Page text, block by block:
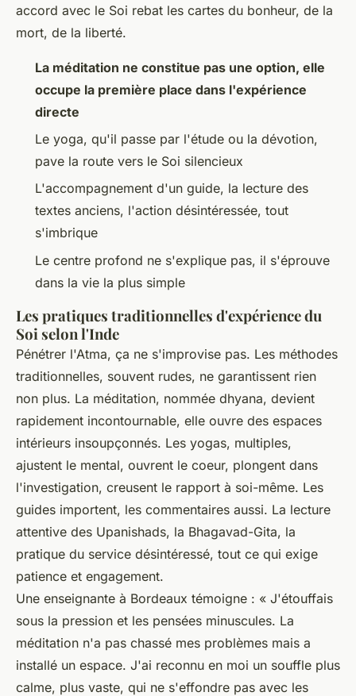
accord avec le Soi rebat les cartes du bonheur, de la
mort, de la liberté.
La méditation ne constitue pas une option, elle
occupe la première place dans l'expérience
directe
Le yoga, qu'il passe par l'étude ou la dévotion,
pave la route vers le Soi silencieux
L'accompagnement d'un guide, la lecture des
textes anciens, l'action désintéressée, tout
s'imbrique
Le centre profond ne s'explique pas, il s'éprouve
dans la vie la plus simple
Les pratiques traditionnelles d'expérience du
Soi selon l'Inde
Pénétrer l'Atma, ça ne s'improvise pas. Les méthodes
traditionnelles, souvent rudes, ne garantissent rien
non plus. La méditation, nommée dhyana, devient
rapidement incontournable, elle ouvre des espaces
intérieurs insoupçonnés. Les yogas, multiples,
ajustent le mental, ouvrent le coeur, plongent dans
l'investigation, creusent le rapport à soi-même. Les
guides importent, les commentaires aussi. La lecture
attentive des Upanishads, la Bhagavad-Gita, la
pratique du service désintéressé, tout ce qui exige
patience et engagement.
Une enseignante à Bordeaux témoigne : « J'étouffais
sous la pression et les pensées minuscules. La
méditation n'a pas chassé mes problèmes mais a
installé un espace. J'ai reconnu en moi un souffle plus
calme, plus vaste, qui ne s'effondre pas avec les